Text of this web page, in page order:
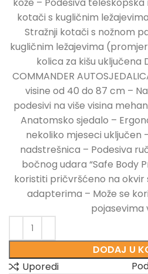
kotači s kugličnim
Stražnji kotači s nožnom
kugličnim ležajevima
kolica za kišu uključena
COMMANDER
visine od 40 do 87 cm –
podesivi na više visina
Anatomsko sjedalo –
nekoliko mjeseci uključen
nadstrešnica – Podesiva
bočnog udara “Safe Body
koristiti pričvršćeno na okvir
adapterima – Može se
pojasevima
DODAJ U
Uporedi